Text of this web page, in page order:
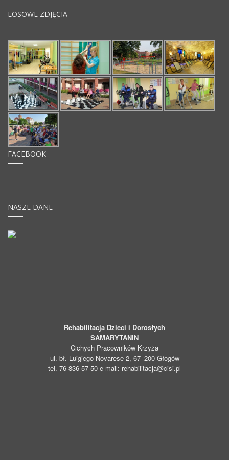
LOSOWE ZDJĘCIA
FACEBOOK
NASZE DANE
Rehabilitacja Dzieci i Dorosłych
SAMARYTANIN
Cichych Pracowników Krzyża
ul. bł. Luigiego Novarese 2, 67–200 Głogów
tel. 76 836 57 50 e-mail: rehabilitacja@cisi.pl